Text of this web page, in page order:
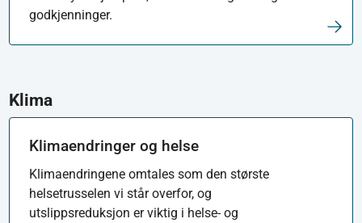
godkjenninger.
Klima
Klimaendringer og helse
Klimaendringene omtales som den største
helsetrusselen vi står overfor, og
utslippsreduksjon er viktig i helse- og